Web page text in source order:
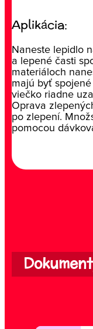
Aplikácia:
Naneste lepidlo
a lepené časti
materiáloch
majú byť
viečko riadne
Oprava
po zlepení.
pomocou